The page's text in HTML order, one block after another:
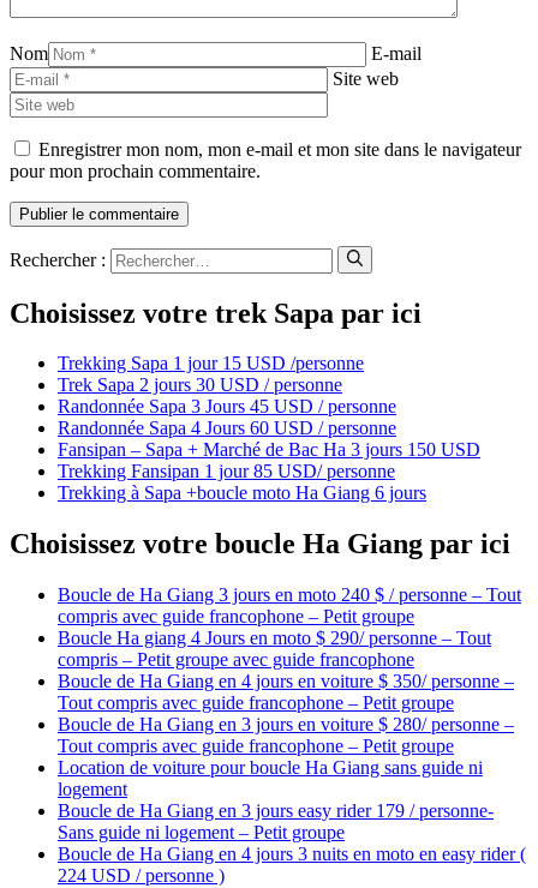
Nom
E-mail
Site web
Enregistrer mon nom, mon e-mail et mon site dans le navigateur
pour mon prochain commentaire.
Rechercher :
Choisissez votre trek Sapa par ici
Trekking Sapa 1 jour 15 USD /personne
Trek Sapa 2 jours 30 USD / personne
Randonnée Sapa 3 Jours 45 USD / personne
Randonnée Sapa 4 Jours 60 USD / personne
Fansipan – Sapa + Marché de Bac Ha 3 jours 150 USD
Trekking Fansipan 1 jour 85 USD/ personne
Trekking à Sapa +boucle moto Ha Giang 6 jours
Choisissez votre boucle Ha Giang par ici
Boucle de Ha Giang 3 jours en moto 240 $ / personne – Tout
compris avec guide francophone – Petit groupe
Boucle Ha giang 4 Jours en moto $ 290/ personne – Tout
compris – Petit groupe avec guide francophone
Boucle de Ha Giang en 4 jours en voiture $ 350/ personne –
Tout compris avec guide francophone – Petit groupe
Boucle de Ha Giang en 3 jours en voiture $ 280/ personne –
Tout compris avec guide francophone – Petit groupe
Location de voiture pour boucle Ha Giang sans guide ni
logement
Boucle de Ha Giang en 3 jours easy rider 179 / personne-
Sans guide ni logement – Petit groupe
Boucle de Ha Giang en 4 jours 3 nuits en moto en easy rider (
224 USD / personne )